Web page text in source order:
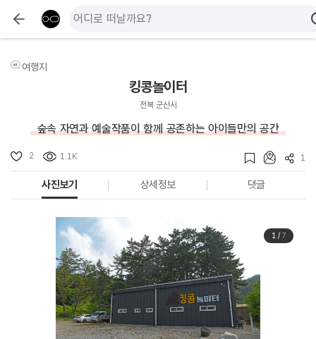
여행지
킹콩놀이터
전북 군산시
숲속 자연과 예술작품이 함께 공존하는 아이들만의 공간
2 1.1K 1
사진보기 상세정보 댓글
1/ 7